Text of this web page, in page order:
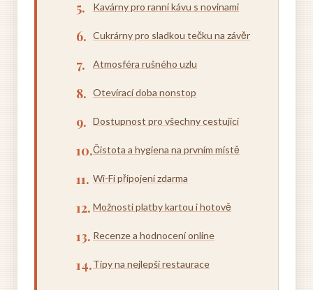
Kavárny pro ranní kávu s novinami
Cukrárny pro sladkou tečku na závěr
Atmosféra rušného uzlu
Otevírací doba nonstop
Dostupnost pro všechny cestující
Čistota a hygiena na prvním místě
Wi-Fi připojení zdarma
Možnosti platby kartou i hotově
Recenze a hodnocení online
Tipy na nejlepší restaurace